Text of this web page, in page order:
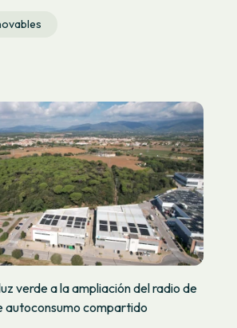
verde a la ampliación del radio de
autoconsumo compartido